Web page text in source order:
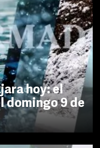
hoy: el
domingo 9 de